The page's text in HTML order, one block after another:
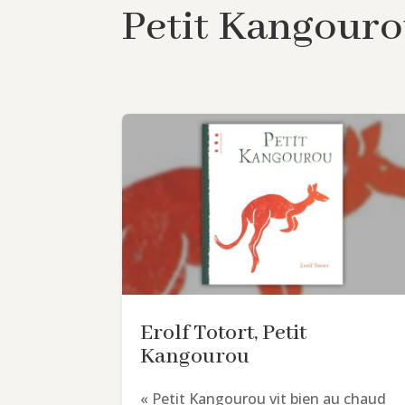
Petit
Erolf Totort, Petit
Kangourou
« Petit Kangourou vit bien au chaud